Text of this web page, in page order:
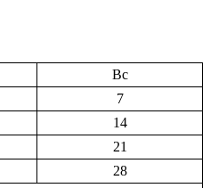
Вс
7
14
21
28